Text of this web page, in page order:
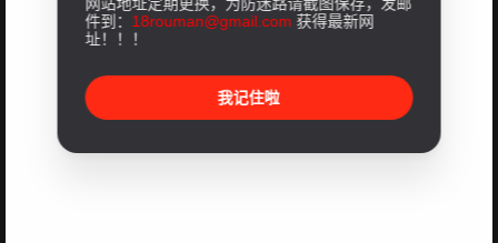
件到： 18rouman@gmail.com 获得最新网
址！！！
我记住啦